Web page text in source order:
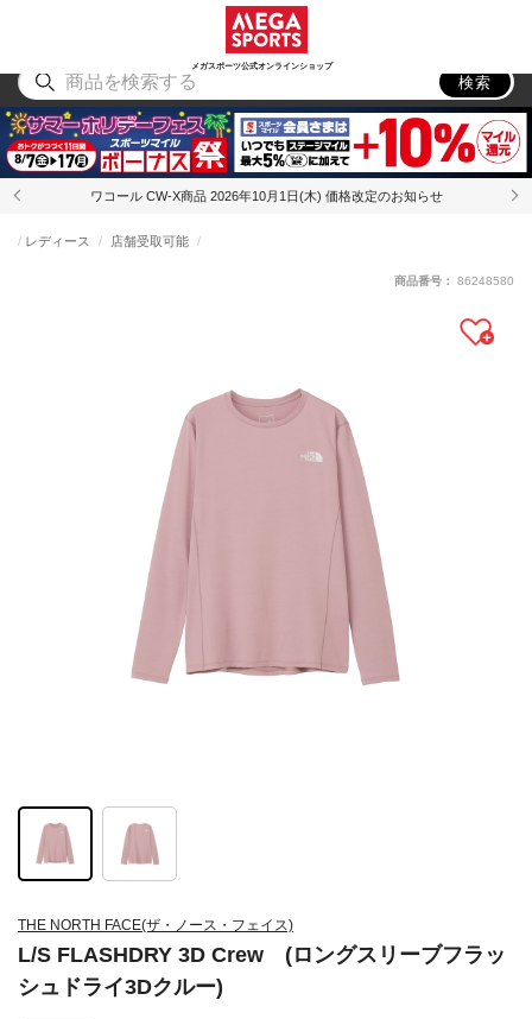
メガスポーツ公式オンラインショップ
アウトドア
検索
ワコール CW-X商品 2026年10月1日(木) 価格改定のお知らせ
THE NORTH FACE(ザ・ノース・フェイス)
L/S FLASHDRY 3D Crew (ロングスリーブフラッ
シュドライ3Dクルー)
レディース 店舗受取可能
商品番号： 86248580